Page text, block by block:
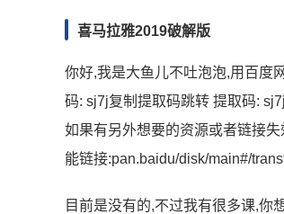
喜马拉雅2019破解版
你好,我是大鱼儿不吐泡泡,用百度
码: sj7j复制提取码跳转 提取码:
如果有另外想要的资源或者链接
能链接:pan.baidu/disk/main#/
目前是没有的,不过我有很多课,你